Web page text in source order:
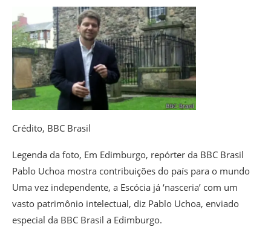
Crédito, BBC Brasil
Legenda da foto, Em Edimburgo, repórter da BBC Brasil
Pablo Uchoa mostra contribuições do país para o mundo
Uma vez independente, a Escócia já ‘nasceria’ com um
vasto patrimônio intelectual, diz Pablo Uchoa, enviado
especial da BBC Brasil a Edimburgo.